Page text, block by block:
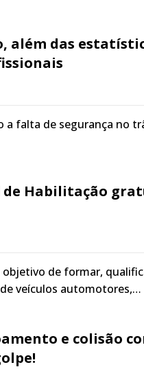
além das
a falta de segurança no
Habilitação
de formar,
veículos automotores,…
e colisão